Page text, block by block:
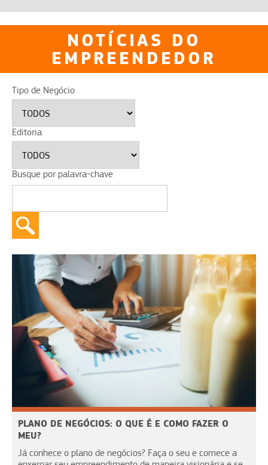
NOTÍCIAS DO
EMPREENDEDOR
Tipo de Negócio
Editoria
Busque por palavra-chave
PLANO DE NEGÓCIOS: O QUE É E COMO FAZER O
MEU?
Já conhece o plano de negócios? Faça o seu e comece a